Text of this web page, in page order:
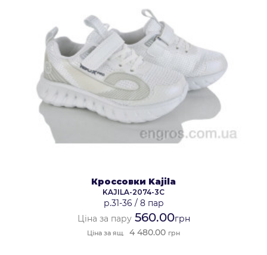
Кроссовки Kajila
KAJILA-2074-3C
р.31-36 / 8 пар
Ціна за пару560.00грн
Ціна за ящ. 4 480.00 грн